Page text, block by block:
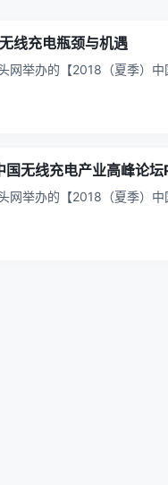
线充电瓶颈与机遇
网举办的【2018（夏季）中
无线充电产业高峰论
网举办的【2018（夏季）中